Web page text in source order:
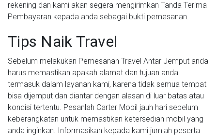
rekening dan kami akan segera mengirimkan Tanda Terima
Pembayaran kepada anda sebagai bukti pemesanan.
Tips Naik Travel
Sebelum melakukan Pemesanan Travel Antar Jemput anda
harus memastikan apakah alamat dan tujuan anda
termasuk dalam layanan kami, karena tidak semua tempat
bisa dijemput dan diantar dengan alasan di luar batas atau
kondisi tertentu. Pesanlah Carter Mobil jauh hari sebelum
keberangkatan untuk memastikan ketersedian mobil yang
anda inginkan. Informasikan kepada kami jumlah peserta